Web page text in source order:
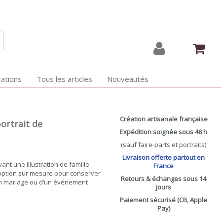
Tous les articles Nouveautés
de
une illustration de famille
sur mesure pour conserver
mariage ou d’un événement
Création artisanale française
Expédition soignée sous 48 h
(sauf faire-parts et portraits)
Livraison offerte partout en
France
Retours & échanges sous 14
jours
Paiement sécurisé (CB, Apple
Pay)